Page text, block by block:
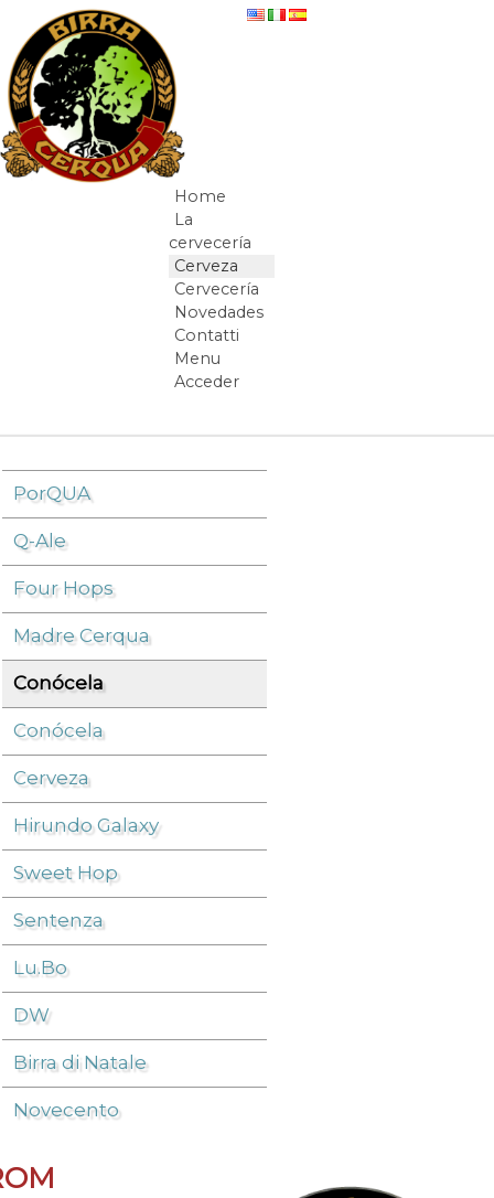
Saltar al contenido
Navegación
Home
La
cervecería
Cerveza
Cervecería
Novedades
Contatti
Menu
Acceder
Camino de migas
Cerveza
PorQUA
Q-Ale
Four Hops
Madre Cerqua
Conócela
Conócela
Cerveza
Hirundo Galaxy
Sweet Hop
Sentenza
Lu.Bo
DW
Birra di Natale
Novecento